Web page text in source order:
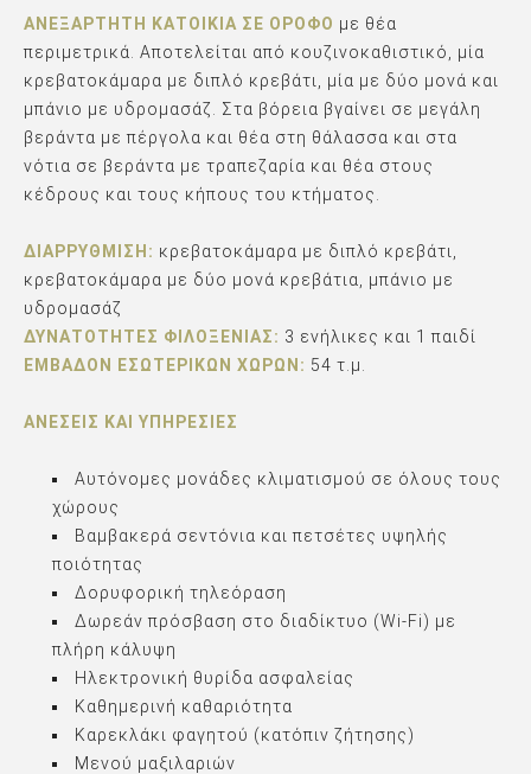
ΑΝΕΞΆΡΤΗΤΗ ΚΑΤΟΙΚΊΑ ΣΕ ΌΡΟΦΟ με θέα
περιμετρικά. Αποτελείται από κουζινοκαθιστικό, μία
κρεβατοκάμαρα με διπλό κρεβάτι, μία με δύο μονά και
μπάνιο με υδρομασάζ. Στα βόρεια βγαίνει σε μεγάλη
βεράντα με πέργολα και θέα στη θάλασσα και στα
νότια σε βεράντα με τραπεζαρία και θέα στους
κέδρους και τους κήπους του κτήματος.
ΔΙΑΡΡΎΘΜΙΣΗ: κρεβατοκάμαρα με διπλό κρεβάτι,
κρεβατοκάμαρα με δύο μονά κρεβάτια, μπάνιο με
υδρομασάζ
ΔΥΝΑΤΌΤΗΤΕΣ ΦΙΛΟΞΕΝΊΑΣ: 3 ενήλικες και 1 παιδί
ΕΜΒΑΔΌΝ ΕΣΩΤΕΡΙΚΏΝ ΧΏΡΩΝ: 54 τ.μ.
ΑΝΈΣΕΙΣ ΚΑΙ ΥΠΗΡΕΣΊΕΣ
Αυτόνομες μονάδες κλιματισμού σε όλους τους
χώρους
Βαμβακερά σεντόνια και πετσέτες υψηλής
ποιότητας
Δορυφορική τηλεόραση
Δωρεάν πρόσβαση στο διαδίκτυο (Wi-Fi) με
πλήρη κάλυψη
Ηλεκτρονική θυρίδα ασφαλείας
Καθημερινή καθαριότητα
Καρεκλάκι φαγητού (κατόπιν ζήτησης)
Μενού μαξιλαριών